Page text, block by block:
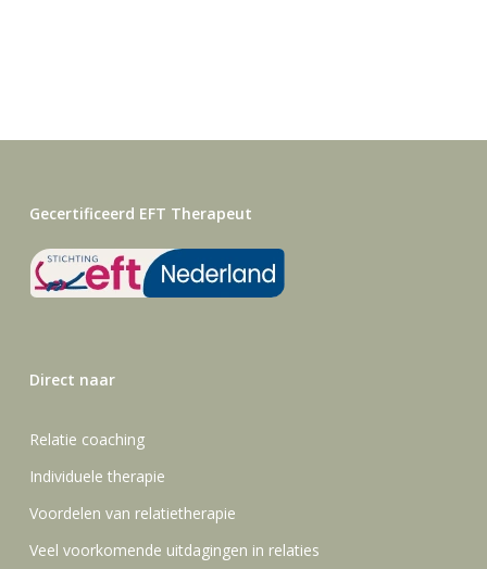
Gecertificeerd EFT Therapeut
Direct naar
Relatie coaching
Individuele therapie
Voordelen van relatietherapie
Veel voorkomende uitdagingen in relaties